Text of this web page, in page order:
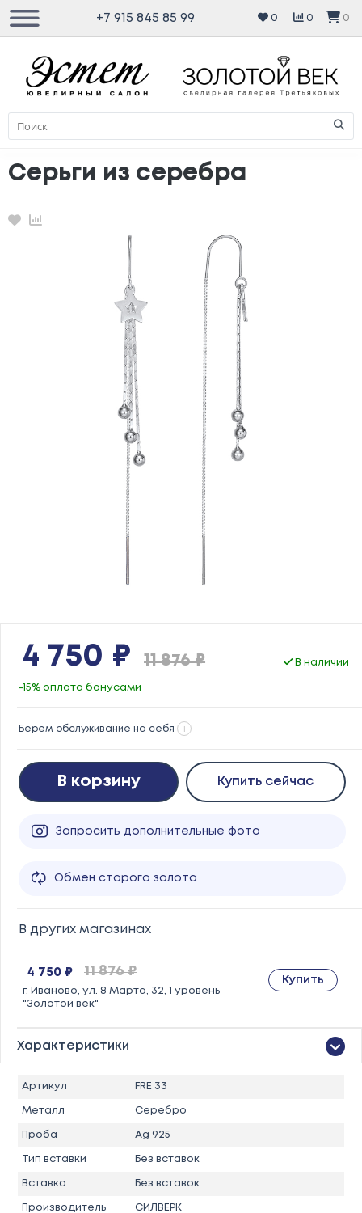
+7 915 845 85 99 0 0 0
Серьги из серебра
Избранное
Сравнение
4 750 ₽ 11 876 ₽ В наличии
-15% оплата бонусами
Берем обслуживание на себя i
В корзину Купить сейчас
Запросить дополнительные фото
Обмен старого золота
В других магазинах
4 750 ₽ 11 876 ₽
г. Иваново, ул. 8 Марта, 32, 1 уровень
"Золотой век"
Купить
Характеристики
Артикул FRE 33
Металл Серебро
Проба Ag 925
Тип вставки Без вставок
Вставка Без вставок
Производитель СИЛВЕРК